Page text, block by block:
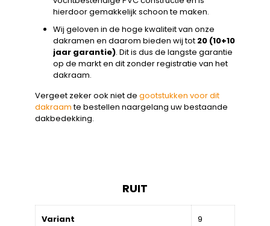
hierdoor gemakkelijk schoon te maken.
Wij geloven in de hoge kwaliteit van onze
dakramen en daarom bieden wij tot 20 (10+10
jaar garantie). Dit is dus de langste garantie
op de markt en dit zonder registratie van het
dakraam.
Vergeet zeker ook niet de gootstukken voor dit
dakraamte bestellen naargelang uw bestaande
dakbedekking.
RUIT
Variant 9